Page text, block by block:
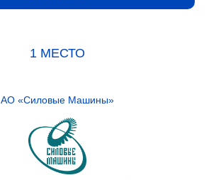
1 МЕСТО
АО «Силовые Машины»